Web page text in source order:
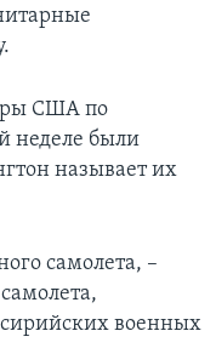
США по
неделе были
называет их
самолета, –
военных